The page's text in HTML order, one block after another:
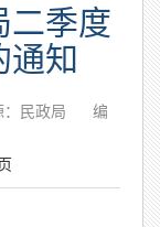
二季度
通知
民政局
编